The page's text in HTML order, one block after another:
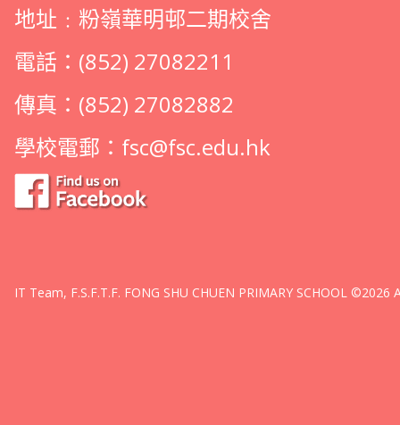
地址﹕粉嶺華明邨二期校舍
電話：(852) 27082211
傳真：(852) 27082882
學校電郵： fsc@fsc.edu.hk
IT Team, F.S.F.T.F. FONG SHU CHUEN PRIMARY SCHOOL ©2026